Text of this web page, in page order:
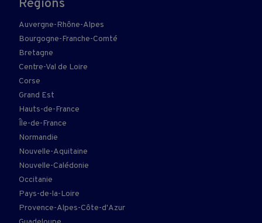
Régions
Auvergne-Rhône-Alpes
Bourgogne-Franche-Comté
Bretagne
Centre-Val de Loire
Corse
Grand Est
Hauts-de-France
Île-de-France
Normandie
Nouvelle-Aquitaine
Nouvelle-Calédonie
Occitanie
Pays-de-la-Loire
Provence-Alpes-Côte-d'Azur